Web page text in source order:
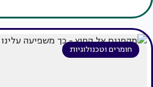
חומרים וטכנולוגיות